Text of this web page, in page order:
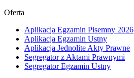
Oferta
Aplikacja Egzamin Pisemny 2026
Aplikacja Egzamin Ustny
Aplikacja Jednolite Akty Prawne
Segregator z Aktami Prawnymi
Segregator Egzamin Ustny